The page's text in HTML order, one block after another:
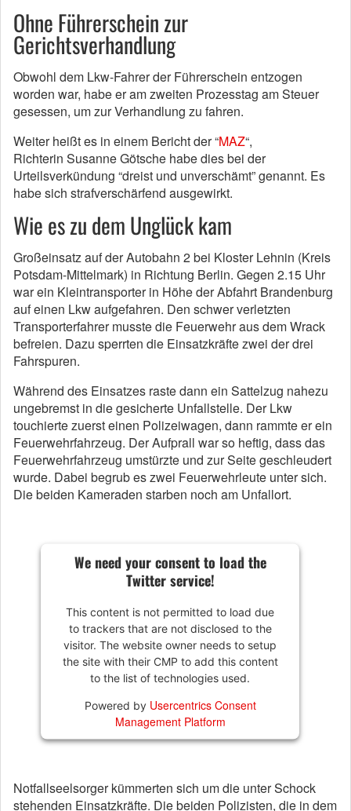
Ohne Führerschein zur
Gerichtsverhandlung
Obwohl dem Lkw-Fahrer der Führerschein entzogen
worden war, habe er am zweiten Prozesstag am Steuer
gesessen, um zur Verhandlung zu fahren.
Weiter heißt es in einem Bericht der “MAZ“,
Richterin Susanne Götsche habe dies bei der
Urteilsverkündung “dreist und unverschämt” genannt. Es
habe sich strafverschärfend ausgewirkt.
Wie es zu dem Unglück kam
Großeinsatz auf der Autobahn 2 bei Kloster Lehnin (Kreis
Potsdam-Mittelmark) in Richtung Berlin. Gegen 2.15 Uhr
war ein Kleintransporter in Höhe der Abfahrt Brandenburg
auf einen Lkw aufgefahren. Den schwer verletzten
Transporterfahrer musste die Feuerwehr aus dem Wrack
befreien. Dazu sperrten die Einsatzkräfte zwei der drei
Fahrspuren.
Während des Einsatzes raste dann ein Sattelzug nahezu
ungebremst in die gesicherte Unfallstelle. Der Lkw
touchierte zuerst einen Polizeiwagen, dann rammte er ein
Feuerwehrfahrzeug. Der Aufprall war so heftig, dass das
Feuerwehrfahrzeug umstürzte und zur Seite geschleudert
wurde. Dabei begrub es zwei Feuerwehrleute unter sich.
Die beiden Kameraden starben noch am Unfallort.
We need your consent to load the
Twitter service!
This content is not permitted to load due
to trackers that are not disclosed to the
visitor. The website owner needs to setup
the site with their CMP to add this content
to the list of technologies used.
Powered by Usercentrics Consent
Management Platform
Notfallseelsorger kümmerten sich um die unter Schock
stehenden Einsatzkräfte. Die beiden Polizisten, die in dem